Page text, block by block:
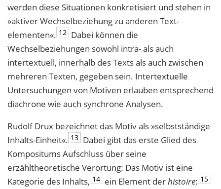
werden diese Situationen konkretisiert und stehen in
»aktiver Wechselbeziehung zu anderen Text­
elementen«. 12 Dabei können die
Wechselbeziehungen sowohl intra- als auch
intertextuell, innerhalb des Texts als auch zwischen
mehreren Texten, gegeben sein. Intertextuelle
Untersuchungen von Motiven erlauben entsprechend
diachrone wie auch synchrone Analysen.
Rudolf Drux bezeichnet das Motiv als »selbstständige
Inhalts-Einheit«. 13 Dabei gibt das erste Glied des
Kompositums Aufschluss über seine
erzähltheoretische Verortung: Das Motiv ist eine
Kategorie des Inhalts, 14 ein Element derhistoire; 15